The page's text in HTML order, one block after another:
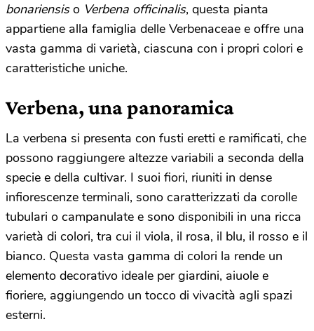
bonariensiso Verbena officinalis, questa pianta
appartiene alla famiglia delle Verbenaceae e offre una
vasta gamma di varietà, ciascuna con i propri colori e
caratteristiche uniche.
Verbena, una panoramica
La verbena si presenta con fusti eretti e ramificati, che
possono raggiungere altezze variabili a seconda della
specie e della cultivar. I suoi fiori, riuniti in dense
infiorescenze terminali, sono caratterizzati da corolle
tubulari o campanulate e sono disponibili in una ricca
varietà di colori, tra cui il viola, il rosa, il blu, il rosso e il
bianco. Questa vasta gamma di colori la rende un
elemento decorativo ideale per giardini, aiuole e
fioriere, aggiungendo un tocco di vivacità agli spazi
esterni.